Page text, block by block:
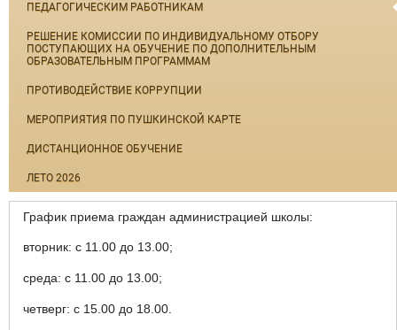
ПЕДАГОГИЧЕСКИМ РАБОТНИКАМ
РЕШЕНИЕ КОМИССИИ ПО ИНДИВИДУАЛЬНОМУ ОТБОРУ
ПОСТУПАЮЩИХ НА ОБУЧЕНИЕ ПО ДОПОЛНИТЕЛЬНЫМ
ОБРАЗОВАТЕЛЬНЫМ ПРОГРАММАМ
ПРОТИВОДЕЙСТВИЕ КОРРУПЦИИ
МЕРОПРИЯТИЯ ПО ПУШКИНСКОЙ КАРТЕ
ДИСТАНЦИОННОЕ ОБУЧЕНИЕ
ЛЕТО 2026
График приема граждан администрацией школы:
вторник: с 11.00 до 13.00;
среда: с 11.00 до 13.00;
четверг: с 15.00 до 18.00.